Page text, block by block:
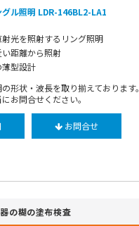
グル照明 LDR-146BL2-LA1
光を照射するリング照明
距離から照射
型設計
形状・波長を取り揃えております。
お問合せください。
お問合せ
の糊の塗布検査